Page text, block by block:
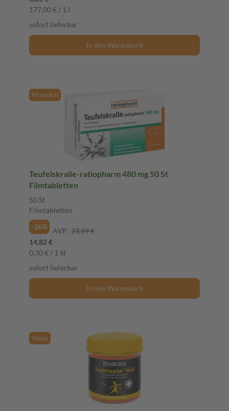
177,00 € / 1 l
sofort lieferbar
In den Warenkorb
Pflanzlich
Teufelskralle-ratiopharm 480 mg 50 St
Filmtabletten
50 St
Filmtabletten
-36%
AVP: 23,19 €
14,82 €
0,30 € / 1 St
sofort lieferbar
In den Warenkorb
Vegan